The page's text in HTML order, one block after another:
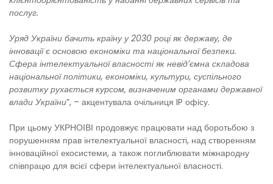
послуг.
Уряд України бачить країну у 2030 році як державу, де
інновації є основою економіки та національної безпеки.
Сфера інтелектуальної власності як невідʼємна складова
національної політики, економіки, культури, суспільного
розвитку рухається курсом, визначеним органами державної
влади України”, – акцентувала очільниця IP офісу.
При цьому УКРНОІВІ продовжує працювати над боротьбою з
порушенням прав інтелектуальної власності, над створенням
інноваційної екосистеми, а також поглиблювати міжнародну
співпрацю для всієї сфери інтелектуальної власності.